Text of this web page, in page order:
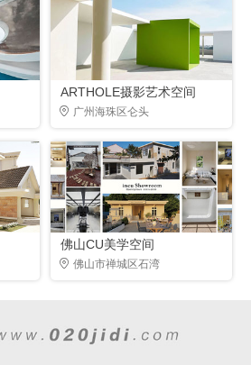
ARTHOLE摄影艺术空间
广州海珠区仑头
佛山CU美学空间
佛山市禅城区石湾